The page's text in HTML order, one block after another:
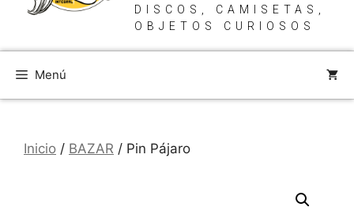
DISCOS, CAMISETAS,
OBJETOS CURIOSOS
Menú
Inicio / BAZAR / Pin Pájaro